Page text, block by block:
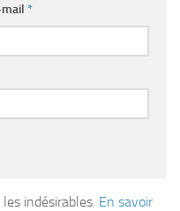
*
indésirables. En savoir